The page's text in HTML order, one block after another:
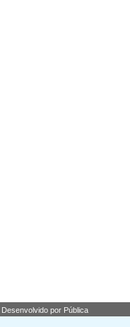
Desenvolvido por Pública